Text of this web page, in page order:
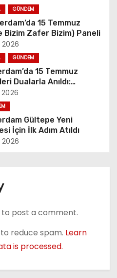
GÜNDEM
15 Temmuz
Bizim Zafer Bizim) Paneli
2026
GÜNDEM
15 Temmuz
Dualarla Anıldı:
Sahip Çıkmanın
2026
Gültepe Yeni
İçin İlk Adım Atıldı
2026
to post a comment.
reduce spam. Learn
is processed.